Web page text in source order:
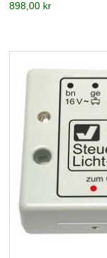
898,00 kr